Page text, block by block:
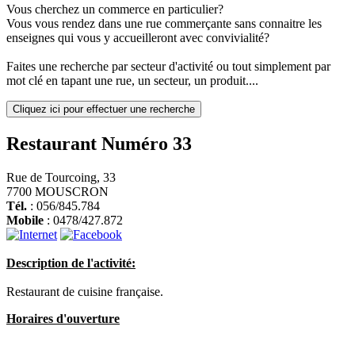
Vous cherchez un commerce en particulier?
Vous vous rendez dans une rue commerçante sans connaitre les
enseignes qui vous y accueilleront avec convivialité?
Faites une recherche par secteur d'activité ou tout simplement par
mot clé en tapant une rue, un secteur, un produit....
Cliquez ici pour effectuer une recherche
Restaurant Numéro 33
Rue de Tourcoing, 33
7700 MOUSCRON
Tél. : 056/845.784
Mobile : 0478/427.872
Description de l'activité:
Restaurant de cuisine française.
Horaires d'ouverture